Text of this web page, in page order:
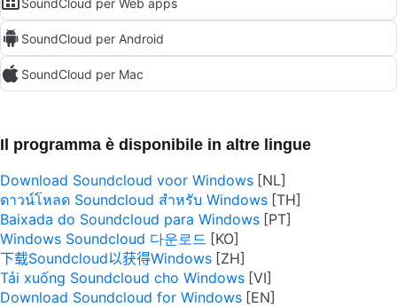
SoundCloud per Android
SoundCloud per Mac
Il programma è disponibile in altre lingue
Download Soundcloud voor Windows
ดาวน์โหลด Soundcloud สำหรับ Windows
Baixada do Soundcloud para Windows
Windows Soundcloud 다운로드
下载Soundcloud以获得Windows
Tải xuống Soundcloud cho Windows
Download Soundcloud for Windows